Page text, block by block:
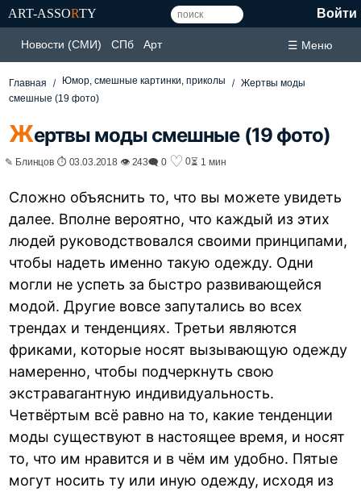
ART-ASSORTY Войти
Новости (СМИ) СПб Арт ☰ Меню
Главная Юмор, смешные картинки, приколы
Жертвы моды
смешные (19 фото)
Жертвы моды смешные (19 фото)
✎ Блинцов ⏱ 03.03.2018 👁 243🗨 0 ♡ 0⏳ 1 мин
Сложно объяснить то, что вы можете увидеть
далее. Вполне вероятно, что каждый из этих
людей руководствовался своими принципами,
чтобы надеть именно такую одежду. Одни
могли не успеть за быстро развивающейся
модой. Другие вовсе запутались во всех
трендах и тенденциях. Третьи являются
фриками, которые носят вызывающую одежду
намеренно, чтобы подчеркнуть свою
экстравагантную индивидуальность.
Четвёртым всё равно на то, какие тенденции
моды существуют в настоящее время, и носят
то, что им нравится и в чём им удобно. Пятые
могут носить ту или иную одежду, исходя из